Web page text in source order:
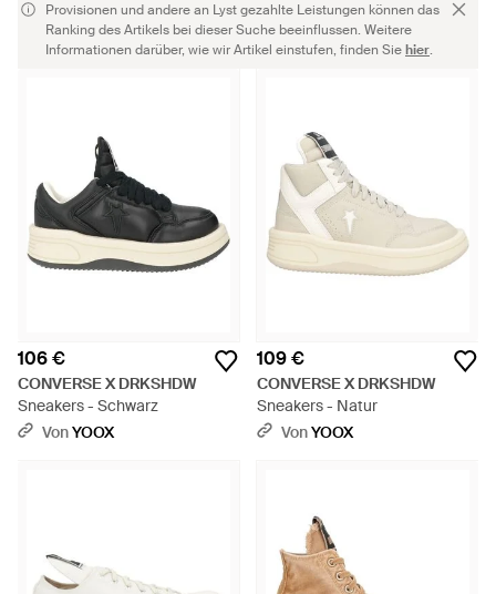
Provisionen und andere an Lyst gezahlte Leistungen können das
Ranking des Artikels bei dieser Suche beeinflussen. Weitere
Informationen darüber, wie wir Artikel einstufen, finden Siehier.
106 €
CONVERSE X DRKSHDW
Sneakers - Schwarz
VonYOOX
109 €
CONVERSE X DRKSHDW
Sneakers - Natur
VonYOOX